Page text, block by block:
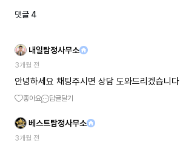
댓글 4
내일탐정사무소
3개월 전
안녕하세요 채팅주시면 상담 도와드리겠습니다
좋아요 답글달기
베스트탐정사무소
3개월 전